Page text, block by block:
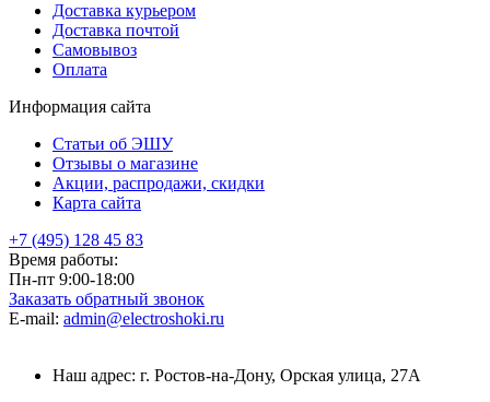
Доставка курьером
Доставка почтой
Самовывоз
Оплата
Информация сайта
Статьи об ЭШУ
Отзывы о магазине
Акции, распродажи, скидки
Карта сайта
+7 (495) 128 45 83
Время работы:
Пн-пт 9:00-18:00
Заказать обратный звонок
E-mail: admin@electroshoki.ru
Наш адрес: г. Ростов-на-Дону, Орская улица, 27А